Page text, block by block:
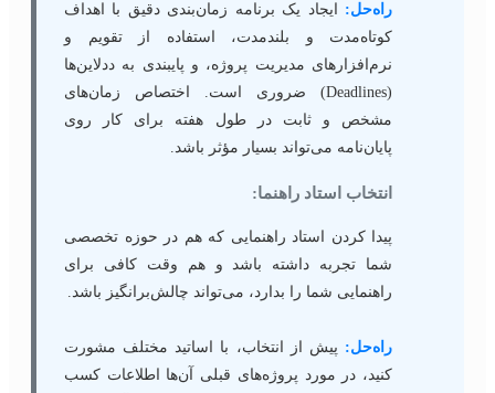
راه‌حل:ایجاد یک برنامه زمان‌بندی دقیق با اهداف
کوتاه‌مدت و بلندمدت، استفاده از تقویم و
نرم‌افزارهای مدیریت پروژه، و پایبندی به ددلاین‌ها
(Deadlines) ضروری است. اختصاص زمان‌های
مشخص و ثابت در طول هفته برای کار روی
پایان‌نامه می‌تواند بسیار مؤثر باشد.
انتخاب استاد راهنما:
پیدا کردن استاد راهنمایی که هم در حوزه تخصصی
شما تجربه داشته باشد و هم وقت کافی برای
راهنمایی شما را بدارد، می‌تواند چالش‌برانگیز باشد.
راه‌حل:پیش از انتخاب، با اساتید مختلف مشورت
کنید، در مورد پروژه‌های قبلی آن‌ها اطلاعات کسب